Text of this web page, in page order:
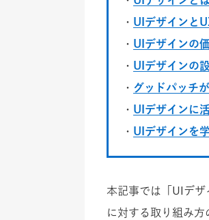
・ UIデザインと
・ UIデザインの
・ UIデザインの
・ グッドパッチ
・ UIデザインに
・ UIデザインを
本記事では「UIデ
に対する取り組み方